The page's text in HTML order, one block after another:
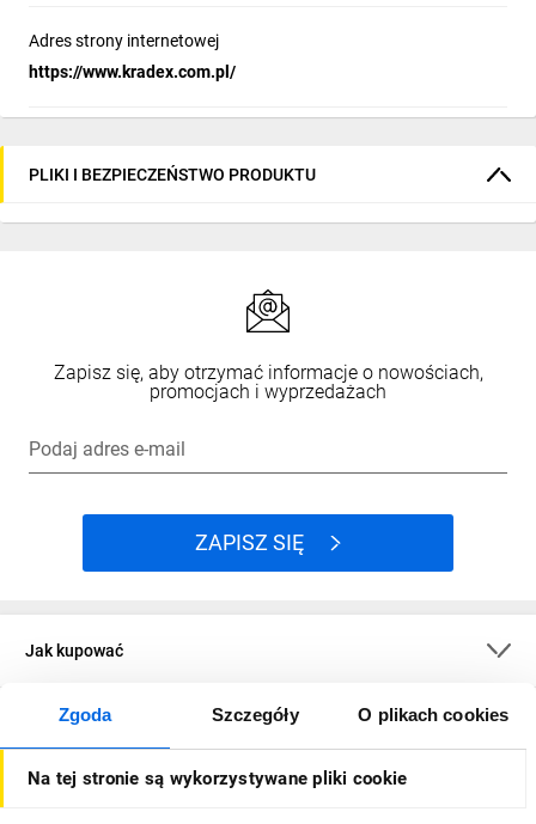
Zgoda Szczegóły O plikach cookies
Na tej stronie są wykorzystywane pliki cookie
Adres strony internetowej
https://www.kradex.com.pl/
PLIKI I BEZPIECZEŃSTWO PRODUKTU
Zapisz się, aby otrzymać informacje o nowościach,
promocjach i wyprzedażach
Podaj adres e-mail
ZAPISZ SIĘ
Jak kupować
O firmie